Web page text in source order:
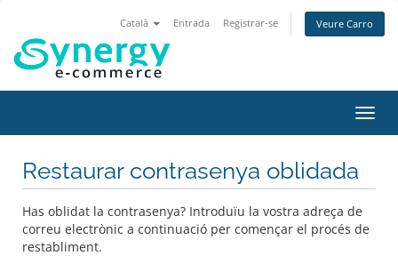
Català Entrada Registrar-se Veure Carro
la
Restaurar contrasenya oblidada
Has oblidat la contrasenya? Introduïu la vostra adreça de
correu electrònic a continuació per començar el procés de
restabliment.